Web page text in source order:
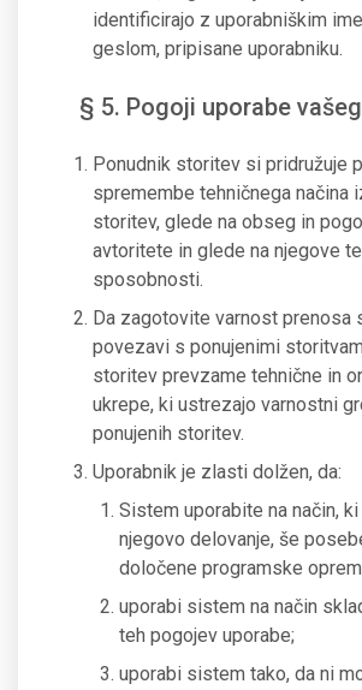
identificirajo z uporabniškim
geslom, pripisane uporabniku.
§ 5. Pogoji uporabe
Ponudnik storitev si pridružuje
spremembe tehničnega načina
storitev, glede na obseg in
avtoritete in glede na njegove
sposobnosti.
Da zagotovite varnost prenosa
povezavi s ponujenimi
storitev prevzame tehnične in
ukrepe, ki ustrezajo varnostni
ponujenih storitev.
Uporabnik je zlasti dolžen, da:
Sistem uporabite na način,
njegovo delovanje, še
določene programske
uporabi sistem na način
teh pogojev uporabe;
uporabi sistem tako, da ni